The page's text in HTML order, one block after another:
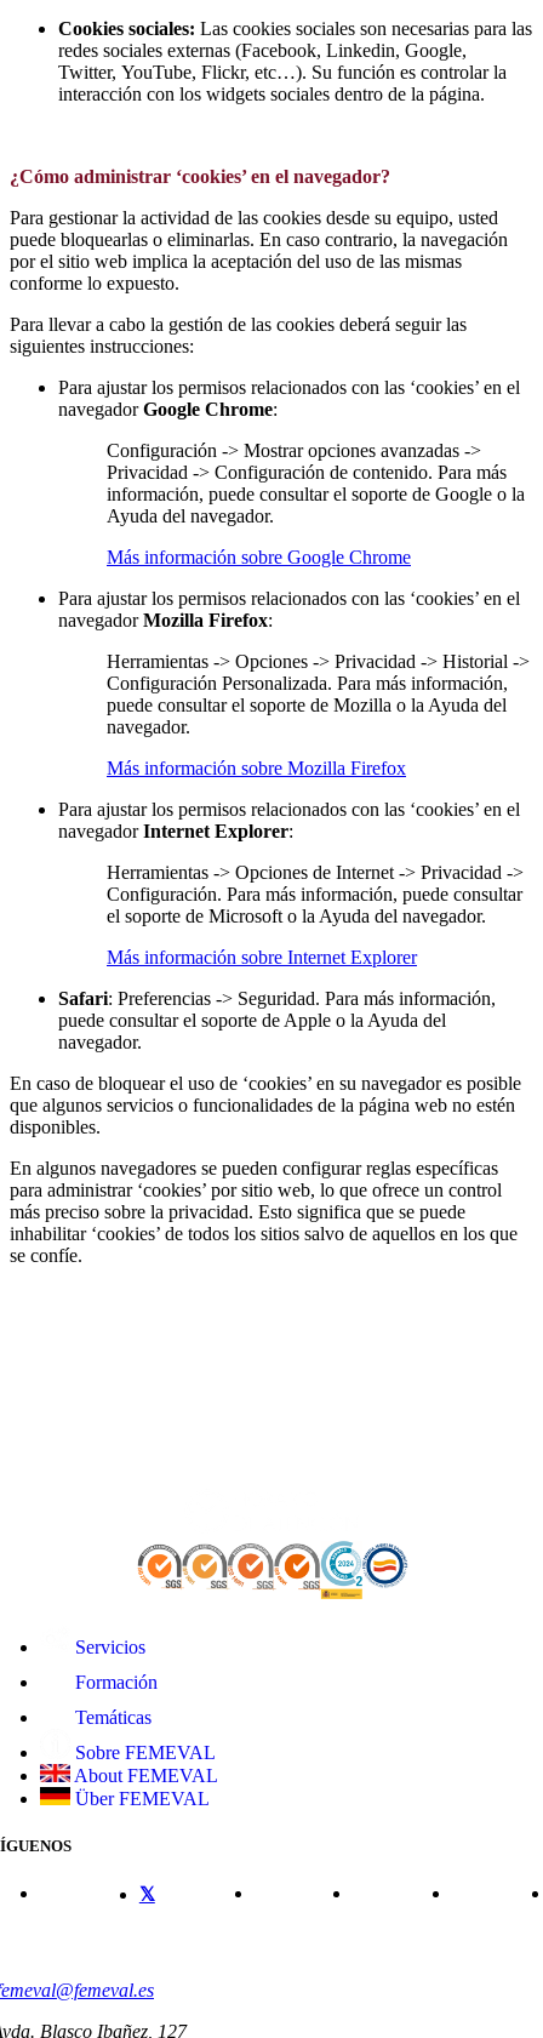
Cookies sociales: Las cookies sociales son necesarias para las
redes sociales externas (Facebook, Linkedin, Google,
Twitter, YouTube, Flickr, etc…). Su función es controlar la
interacción con los widgets sociales dentro de la página.
¿Cómo administrar ‘cookies’ en el navegador?
Para gestionar la actividad de las cookies desde su equipo, usted
puede bloquearlas o eliminarlas. En caso contrario, la navegación
por el sitio web implica la aceptación del uso de las mismas
conforme lo expuesto.
Para llevar a cabo la gestión de las cookies deberá seguir las
siguientes instrucciones:
Para ajustar los permisos relacionados con las ‘cookies’ en el
navegadorGoogle Chrome:
Configuración -> Mostrar opciones avanzadas ->
Privacidad -> Configuración de contenido. Para más
información, puede consultar el soporte de Google o la
Ayuda del navegador.
Más información sobre Google Chrome
Para ajustar los permisos relacionados con las ‘cookies’ en el
navegadorMozilla Firefox:
Herramientas -> Opciones -> Privacidad -> Historial ->
Configuración Personalizada. Para más información,
puede consultar el soporte de Mozilla o la Ayuda del
navegador.
Más información sobre Mozilla Firefox
Para ajustar los permisos relacionados con las ‘cookies’ en el
navegadorInternet Explorer:
Herramientas -> Opciones de Internet -> Privacidad ->
Configuración. Para más información, puede consultar
el soporte de Microsoft o la Ayuda del navegador.
Más información sobre Internet Explorer
Safari: Preferencias -> Seguridad. Para más información,
puede consultar el soporte de Apple o la Ayuda del
navegador.
En caso de bloquear el uso de ‘cookies’ en su navegador es posible
que algunos servicios o funcionalidades de la página web no estén
disponibles.
En algunos navegadores se pueden configurar reglas específicas
para administrar ‘cookies’ por sitio web, lo que ofrece un control
más preciso sobre la privacidad. Esto significa que se puede
inhabilitar ‘cookies’ de todos los sitios salvo de aquellos en los que
se confíe.
Servicios
Formación
Temáticas
Sobre FEMEVAL
About FEMEVAL
Über FEMEVAL
Blasco Ibañez, 127